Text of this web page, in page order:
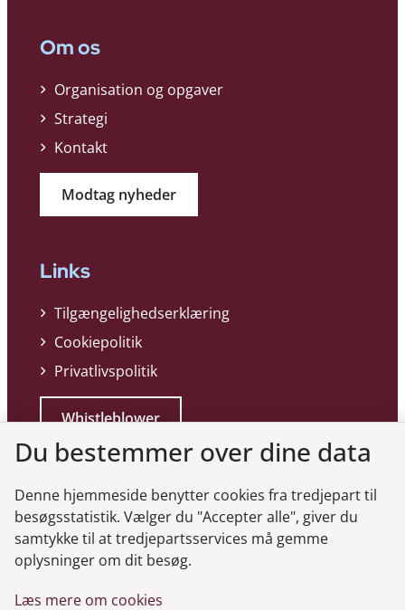
Om os
Organisation og opgaver
Strategi
Kontakt
Modtag nyheder
Links
Tilgængelighedserklæring
Cookiepolitik
Privatlivspolitik
Whistleblower
Genveje
Gå til virksomhedsregisteret
Du bestemmer over dine data
Denne hjemmeside benytter cookies fra tredjepart til
besøgsstatistik. Vælger du "Accepter alle", giver du
samtykke til at tredjepartsservices må gemme
oplysninger om dit besøg.
Læs mere om cookies